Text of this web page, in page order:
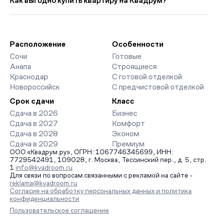
страницах ЖК доступны отзывы жильцов о качестве
строительства, интерактивный генплан корпусов, сроки
организует просмотр и поможет одобрить ипотеку по
минимальной ставке. Чтобы зафиксировать цену, оставьте
заявку на обратный звонок.
Расположение
Сочи
Анапа
Краснодар
Новороссийск
Особенности
Готовые
Строящиеся
С готовой отделкой
С предчистовой отделкой
Срок сдачи
Сдача в 2026
Сдача в 2027
Сдача в 2028
Сдача в 2029
Класс
Бизнес
Комфорт
Эконом
Премиум
ООО «Квадрум.ру», ОГРН: 1067746345699, ИНН:
7729542491, 109028, г. Москва, Тессинский пер., д. 5, стр.
1 info@kvadroom.ru
Для связи по вопросам связанными с рекламой на сайте -
reklama@kvadroom.ru
Согласие на обработку персональных данных и политика
конфиденциальности
Пользовательское соглашение